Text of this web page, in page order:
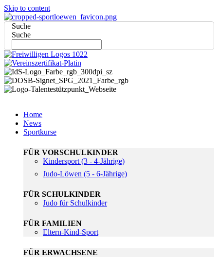
Skip to content
Suche
Suche
Home
News
Sportkurse
FÜR VORSCHULKINDER
Kindersport (3 - 4-Jährige)
Judo-Löwen (5 - 6-Jährige)
FÜR SCHULKINDER
Judo für Schulkinder
FÜR FAMILIEN
Eltern-Kind-Sport
FÜR ERWACHSENE